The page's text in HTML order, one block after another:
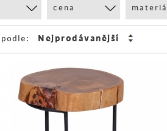
cena materiál